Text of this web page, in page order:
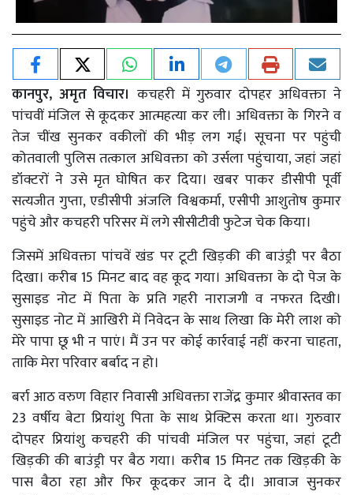
कानपुर, अमृत विचार। कचहरी में गुरुवार दोपहर अधिवक्ता ने
पांचवीं मंजिल से कूदकर आत्महत्या कर ली। अधिवक्ता के गिरने व
तेज चींख सुनकर वकीलों की भीड़ लग गई। सूचना पर पहुंची
कोतवाली पुलिस तत्काल अधिवक्ता को उर्सला पहुंचाया, जहां जहां
डॉक्टरों ने उसे मृत घोषित कर दिया। खबर पाकर डीसीपी पूर्वी
सत्यजीत गुप्ता, एडीसीपी अंजलि विश्वकर्मा, एसीपी आशुतोष कुमार
पहुंचे और कचहरी परिसर में लगे सीसीटीवी फुटेज चेक किया।
जिसमें अधिवक्ता पांचवें खंड पर टूटी खिड़की की बाउंड्री पर बैठा
दिखा। करीब 15 मिनट बाद वह कूद गया। अधिवक्ता के दो पेज के
सुसाइड नोट में पिता के प्रति गहरी नाराजगी व नफरत दिखी।
सुसाइड नोट में आखिरी में निवेदन के साथ लिखा कि मेरी लाश को
मेरे पापा छू भी न पाएं। मैं उन पर कोई कार्रवाई नहीं करना चाहता,
ताकि मेरा परिवार बर्बाद न हो।
बर्रा आठ वरुण विहार निवासी अधिवक्ता राजेंद्र कुमार श्रीवास्तव का
23 वर्षीय बेटा प्रियांशु पिता के साथ प्रेक्टिस करता था। गुरुवार
दोपहर प्रियांशु कचहरी की पांचवी मंजिल पर पहुंचा, जहां टूटी
खिड़की की बाउंड्री पर बैठ गया। करीब 15 मिनट तक खिड़की के
पास बैठा रहा और फिर कूदकर जान दे दी। आवाज सुनकर